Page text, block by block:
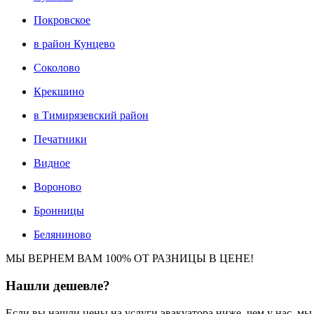
Покровское
в район Кунцево
Соколово
Крекшино
в Тимирязевский район
Печатники
Видное
Вороново
Бронницы
Беляниново
МЫ ВЕРНЕМ ВАМ 100% ОТ РАЗНИЦЫ В ЦЕНЕ!
Нашли дешевле?